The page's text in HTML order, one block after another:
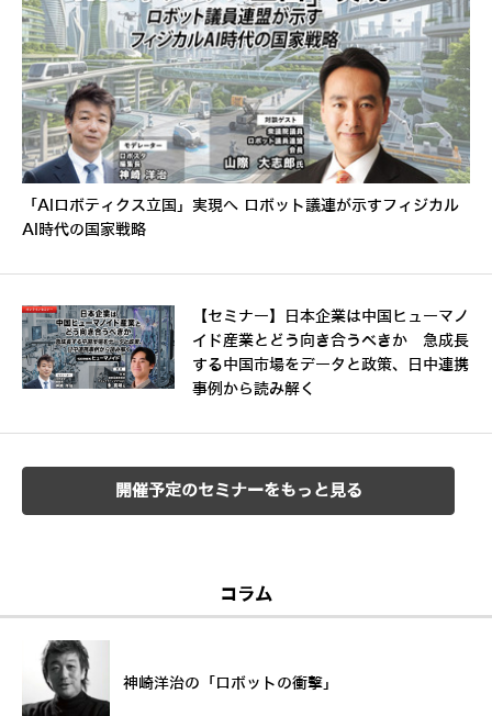
「AIロボティクス立国」実現へ ロボット議連が示すフィジカル
AI時代の国家戦略
【セミナー】日本企業は中国ヒューマノ
イド産業とどう向き合うべきか 急成長
する中国市場をデータと政策、日中連携
事例から読み解く
開催予定のセミナーをもっと見る
コラム
神崎洋治の「ロボットの衝撃」